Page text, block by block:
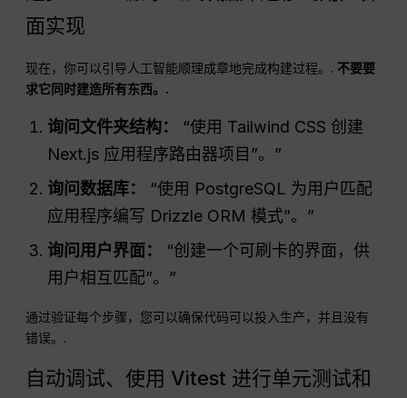
面实现
现在，你可以引导人工智能顺理成章地完成构建过程。. 不要要
求它同时建造所有东西。.
询问文件夹结构：
“使用 Tailwind CSS 创建
Next.js 应用程序路由器项目”。”
询问数据库：
“使用 PostgreSQL 为用户匹配
应用程序编写 Drizzle ORM 模式”。”
询问用户界面：
“创建一个可刷卡的界面，供
用户相互匹配”。”
通过验证每个步骤，您可以确保代码可以投入生产，并且没有
错误。.
自动调试、使用 Vitest 进行单元测试和